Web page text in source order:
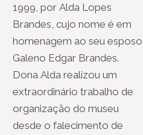
1999, por Alda Lopes
Brandes, cujo nome é em
homenagem ao seu esposo
Galeno Edgar Brandes.
Dona Alda realizou um
extraordinário trabalho de
organização do museu
desde o falecimento de